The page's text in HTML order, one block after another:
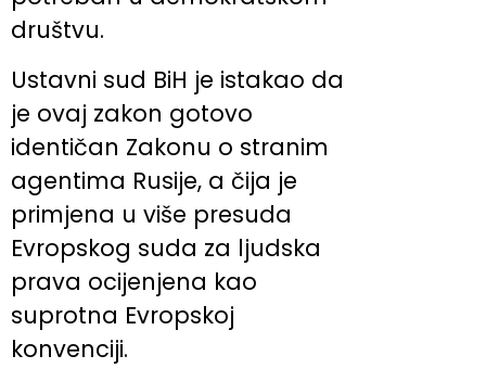
društvu.
Ustavni sud BiH je istakao da
je ovaj zakon gotovo
identičan Zakonu o stranim
agentima Rusije, a čija je
primjena u više presuda
Evropskog suda za ljudska
prava ocijenjena kao
suprotna Evropskoj
konvenciji.